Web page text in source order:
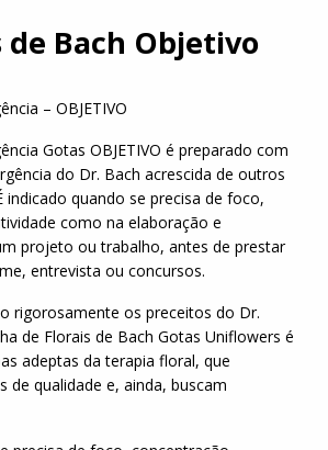
de Bach Objetivo
– OBJETIVO
Gotas OBJETIVO é preparado com
do Dr. Bach acrescida de outros
indicado quando se precisa de foco,
como na elaboração e
projeto ou trabalho, antes de prestar
entrevista ou concursos.
rigorosamente os preceitos do Dr.
de Florais de Bach Gotas Uniflowers é
adeptas da terapia floral, que
de qualidade e, ainda, buscam